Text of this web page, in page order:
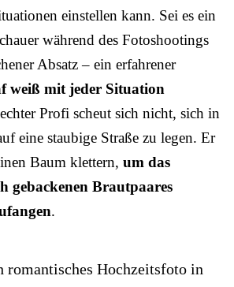
einstellen kann. Sei es ein
während des Fotoshootings
Absatz – ein erfahrener
weiß mit jeder Situation
Profi scheut sich nicht, sich in
eine staubige Straße zu legen. Er
Baum klettern, um das
gebackenen Brautpaares
.